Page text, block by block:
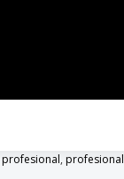
profesional,